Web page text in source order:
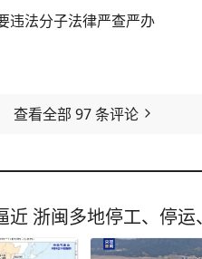
违法分子法律严查严办
查看全部 97条评论
近 浙闽多地停工、停